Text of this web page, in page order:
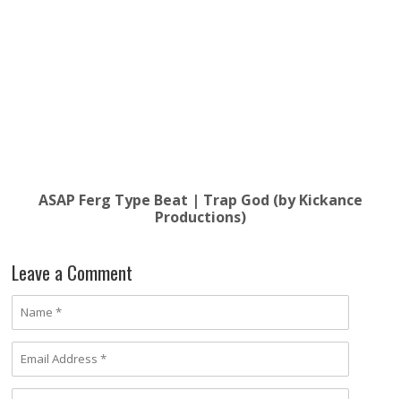
ASAP Ferg Type Beat | Trap God (by Kickance
Productions)
Leave a Comment